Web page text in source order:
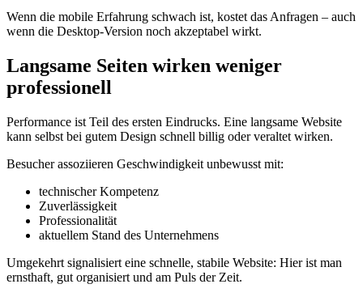
Wenn die mobile Erfahrung schwach ist, kostet das Anfragen – auch
wenn die Desktop-Version noch akzeptabel wirkt.
Langsame Seiten wirken weniger
professionell
Performance ist Teil des ersten Eindrucks. Eine langsame Website
kann selbst bei gutem Design schnell billig oder veraltet wirken.
Besucher assoziieren Geschwindigkeit unbewusst mit:
technischer Kompetenz
Zuverlässigkeit
Professionalität
aktuellem Stand des Unternehmens
Umgekehrt signalisiert eine schnelle, stabile Website: Hier ist man
ernsthaft, gut organisiert und am Puls der Zeit.